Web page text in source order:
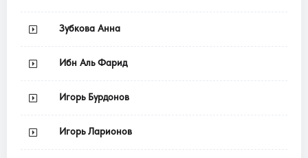
Зубкова Анна
Ибн Аль Фарид
Игорь Бурдонов
Игорь Ларионов